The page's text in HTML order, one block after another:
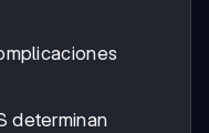
determinan